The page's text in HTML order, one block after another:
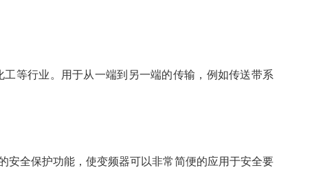
等行业。用于从一端到另一端的传输，例如传送带系
安全保护功能，使变频器可以非常简便的应用于安全要